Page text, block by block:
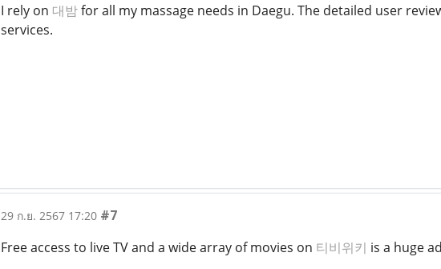
I rely on 대밤for all my massage needs in Daegu. The detailed user
services.
29 ก.ย. 2567 17:20 #7
Free access to live TV and a wide array of movies on 티비위키 is a huge